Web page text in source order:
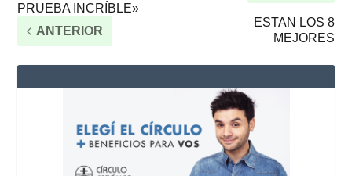
PRUEBA INCRÍBLE»
ANTERIOR
ESTAN LOS 8
MEJORES